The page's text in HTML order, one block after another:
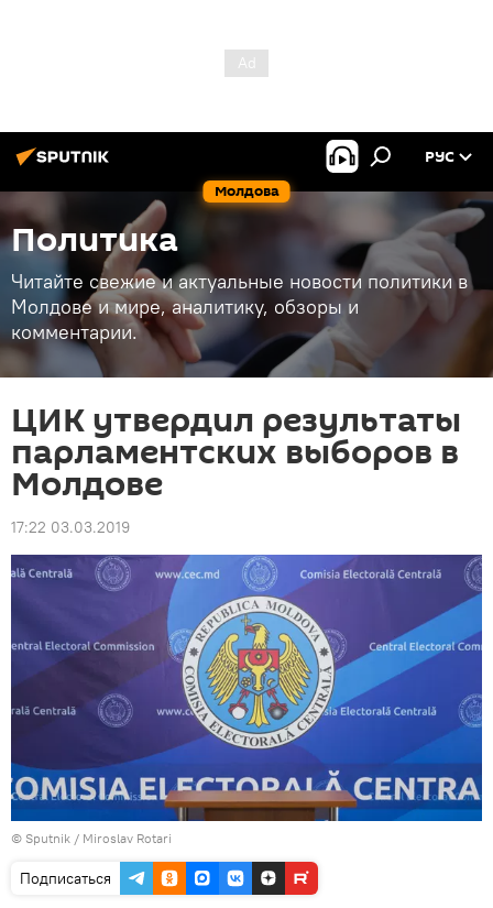
Молдова
РУС
Политика
Читайте свежие и актуальные новости политики в
Молдове и мире, аналитику, обзоры и
комментарии.
ЦИК утвердил результаты
парламентских выборов в
Молдове
17:22 03.03.2019
© Sputnik / Miroslav Rotari
Подписаться